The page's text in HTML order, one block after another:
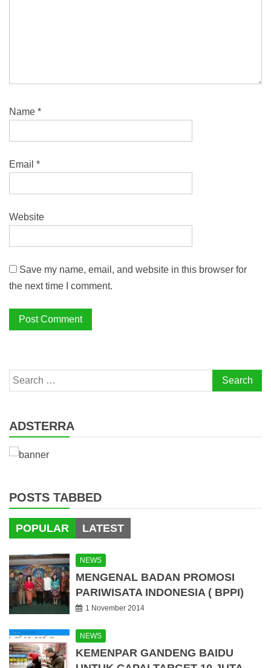
Name *
Email *
Website
Save my name, email, and website in this browser for
the next time I comment.
Search
for:
ADSTERRA
POSTS TABBED
POPULAR LATEST
NEWS
MENGENAL BADAN PROMOSI
PARIWISATA INDONESIA ( BPPI)
1 November 2014
NEWS
KEMENPAR GANDENG BAIDU